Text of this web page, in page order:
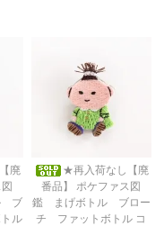
廃
ブ
ル
★再入荷なし【廃
番品】 ポケファス図
鑑 まげボトル ブロー
チ ファットボトル コ